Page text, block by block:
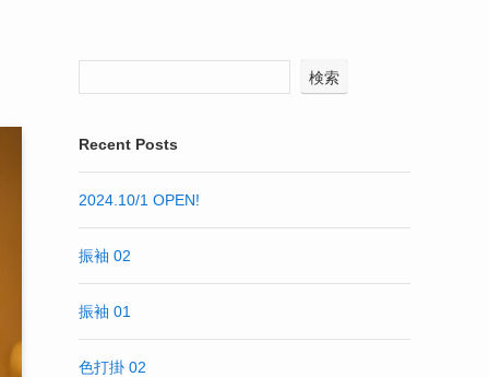
検索
Recent Posts
2024.10/1 OPEN!
振袖 02
振袖 01
色打掛 02